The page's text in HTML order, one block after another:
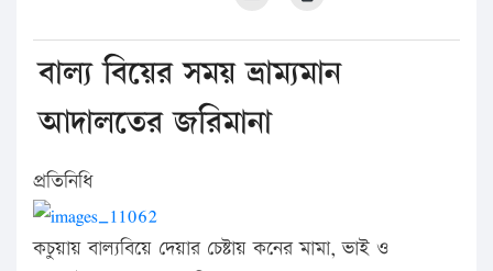
বাল্য বিয়ের সময় ভ্রাম্যমান
আদালতের জরিমানা
প্রতিনিধি
কচুয়ায় বাল্যবিয়ে দেয়ার চেষ্টায় কনের মামা, ভাই ও